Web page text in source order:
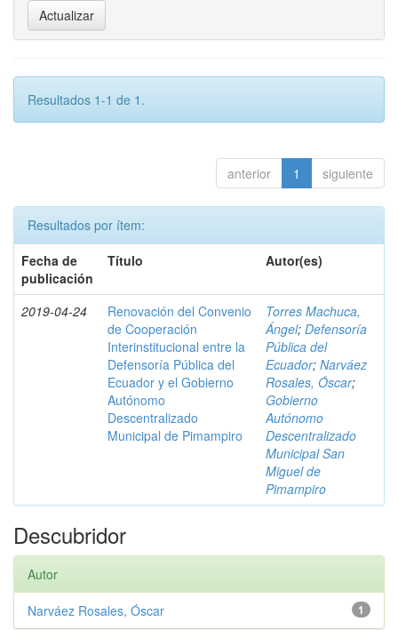
Resultados 1-1 de 1.
anterior 1 siguiente
Resultados por ítem:
Fecha de
publicación
Título Autor(es)
2019-04-24
Renovación del Convenio
de Cooperación
Interinstitucional entre la
Defensoría Pública del
Ecuador y el Gobierno
Autónomo
Descentralizado
Municipal de Pimampiro
Torres Machuca,
Ángel; Defensoría
Pública del
Ecuador; Narváez
Rosales, Óscar;
Gobierno
Autónomo
Descentralizado
Municipal San
Miguel de
Pimampiro
Descubridor
Autor
1
Narváez Rosales, Óscar